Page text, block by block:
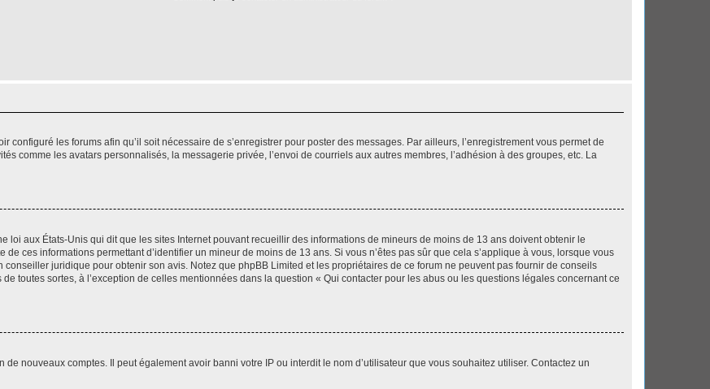
configuré les forums afin qu’il soit nécessaire de s’enregistrer pour poster des messages. Par ailleurs, l’enregistrement vous permet de
comme les avatars personnalisés, la messagerie privée, l’envoi de courriels aux autres membres, l’adhésion à des groupes, etc. La
loi aux États-Unis qui dit que les sites Internet pouvant recueillir des informations de mineurs de moins de 13 ans doivent obtenir le
ces informations permettant d’identifier un mineur de moins de 13 ans. Si vous n’êtes pas sûr que cela s’applique à vous, lorsque vous
juridique pour obtenir son avis. Notez que phpBB Limited et les propriétaires de ce forum ne peuvent pas fournir de conseils
toutes sortes, à l’exception de celles mentionnées dans la question « Qui contacter pour les abus ou les questions légales concernant ce
de nouveaux comptes. Il peut également avoir banni votre IP ou interdit le nom d’utilisateur que vous souhaitez utiliser. Contactez un